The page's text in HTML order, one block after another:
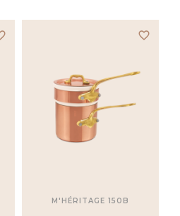
favorite_border
M'HÉRITAGE 150B